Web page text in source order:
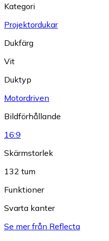
Kategori
Projektordukar
Dukfärg
Vit
Duktyp
Motordriven
Bildförhållande
16:9
Skärmstorlek
132 tum
Funktioner
Svarta kanter
Se mer från Reflecta